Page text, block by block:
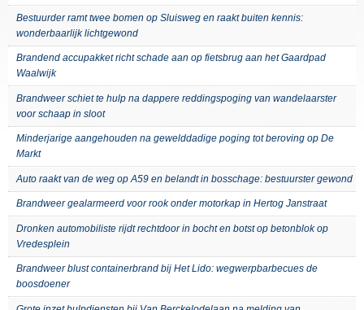
Bestuurder ramt twee bomen op Sluisweg en raakt buiten kennis:
wonderbaarlijk lichtgewond
Brandend accupakket richt schade aan op fietsbrug aan het Gaardpad
Waalwijk
Brandweer schiet te hulp na dappere reddingspoging van wandelaarster
voor schaap in sloot
Minderjarige aangehouden na gewelddadige poging tot beroving op De
Markt
Auto raakt van de weg op A59 en belandt in bosschage: bestuurster gewond
Brandweer gealarmeerd voor rook onder motorkap in Hertog Janstraat
Dronken automobiliste rijdt rechtdoor in bocht en botst op betonblok op
Vredesplein
Brandweer blust containerbrand bij Het Lido: wegwerpbarbecues de
boosdoener